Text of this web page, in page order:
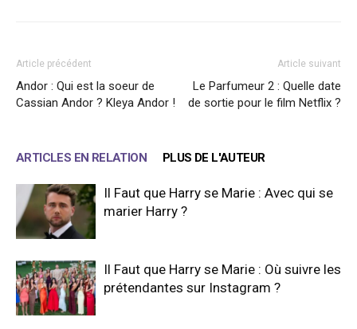
Article précédent
Andor : Qui est la soeur de
Cassian Andor ? Kleya Andor !
Article suivant
Le Parfumeur 2 : Quelle date
de sortie pour le film Netflix ?
ARTICLES EN RELATION PLUS DE L'AUTEUR
Il Faut que Harry se Marie : Avec qui se
marier Harry ?
Il Faut que Harry se Marie : Où suivre les
prétendantes sur Instagram ?